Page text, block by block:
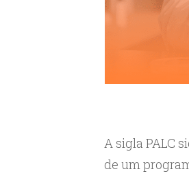
A sigla PALC
de um